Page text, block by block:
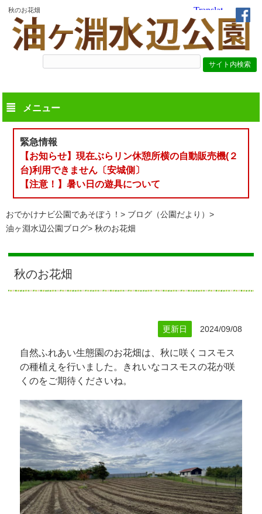
秋のお花畑
メニュー
緊急情報
【お知らせ】現在ぶらリン休憩所横の自動販売機(２
台)利用できません〔安城側〕
【注意！】暑い日の遊具について
おでかけナビ公園であそぼう！
ブログ（公園だより）
油ヶ淵水辺公園ブログ
秋のお花畑
秋のお花畑
更新日 2024/09/08
自然ふれあい生態園のお花畑は、秋に咲くコスモス
の種植えを行いました。きれいなコスモスの花が咲
くのをご期待くださいね。